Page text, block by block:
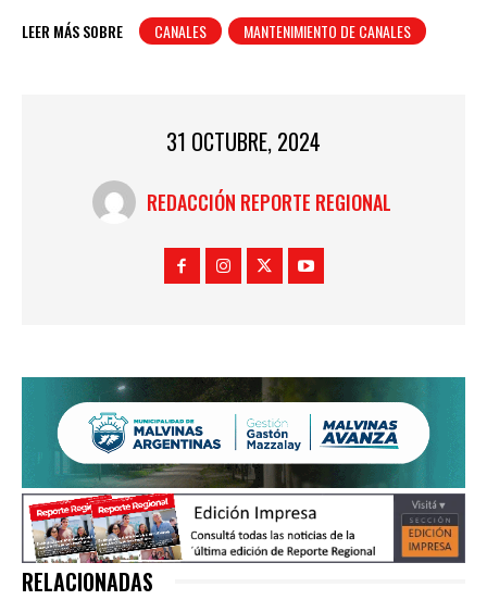
LEER MÁS SOBRE CANALES MANTENIMIENTO DE CANALES
31 OCTUBRE, 2024
REDACCIÓN REPORTE REGIONAL
RELACIONADAS